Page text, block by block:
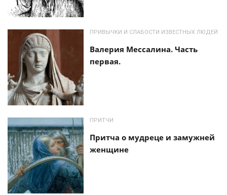
ПРИВЫЧКИ И СЛАБОСТИ ИЗВЕСТНЫХ ЛЮДЕЙ
Валерия Мессалина. Часть
первая.
ПРИТЧИ
Притча о мудреце и замужней
женщине